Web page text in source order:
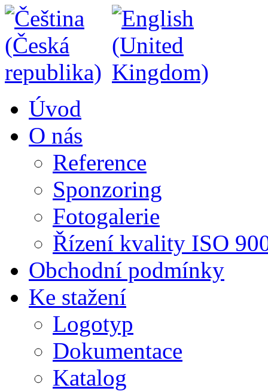
Úvod
O nás
Reference
Sponzoring
Fotogalerie
Řízení kvality ISO
Obchodní podmínky
Ke stažení
Logotyp
Dokumentace
Katalog